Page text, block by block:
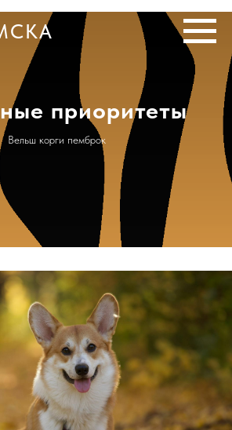
приоритеты
Вельш корги пемброк